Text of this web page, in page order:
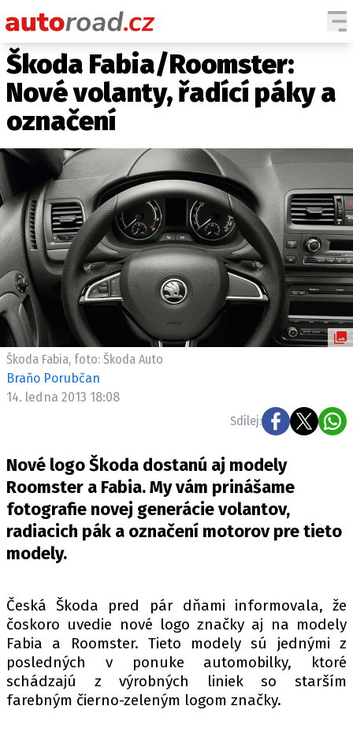
AUTA
TESTY AUT
HISTORIE
ZAJÍMAVOSTI
TECHNIKA
EKONOMIKA
ČESKÝ TRH
TUNING
ELEKTRO
TESTY ELEKTROMOBILŮ
RALLY
OSTATNÍ
TISKOVKY
Z DOMOVA
ZE SVĚTA
MOTORSPORT
PIT LANE
Škoda Fabia/Roomster:
Nové volanty, řadící páky a
označení
Škoda Fabia, foto: Škoda Auto
Braňo Porubčan
14. ledna 2013 18:08
Sdílej:
Nové logo Škoda dostanú aj modely
Roomster a Fabia. My vám prinášame
fotografie novej generácie volantov,
radiacich pák a označení motorov pre tieto
modely.
Česká Škoda pred pár dňami informovala, že
čoskoro uvedie nové logo značky aj na modely
Fabia a Roomster. Tieto modely sú jednými z
posledných v ponuke automobilky, ktoré
schádzajú z výrobných liniek so starším
farebným čierno-zeleným logom značky.